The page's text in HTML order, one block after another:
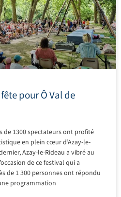
pour Ô Val de
de 1300 spectateurs ont profité
en plein cœur d’Azay-le-
Azay-le-Rideau a vibré au
de ce festival qui a
de 1 300 personnes ont répondu
programmation